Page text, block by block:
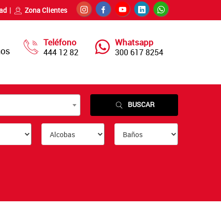
Zona Clientes
Teléfono
444 12 82
Whatsapp
300 617 8254
BUSCAR